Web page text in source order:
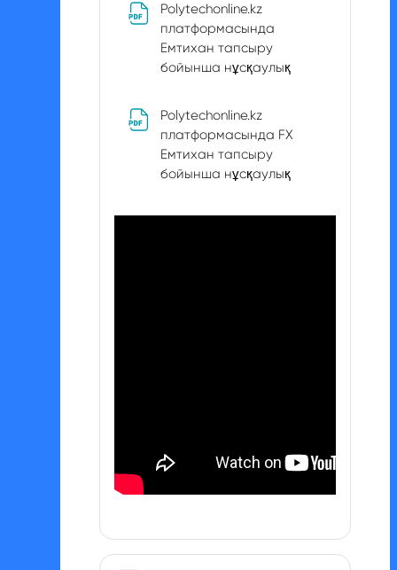
Polytechonline.kz
платформасында
Емтихан тапсыру
бойынша нұсқаулық
Polytechonline.kz
платформасында FX
Емтихан тапсыру
бойынша нұсқаулық